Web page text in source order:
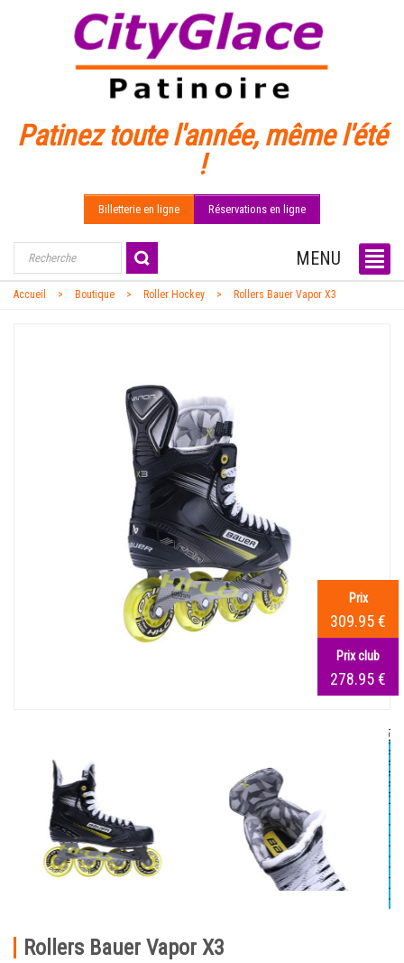
Patinez toute l'année, même l'été
!
Billetterie en ligne Réservations en ligne
MENU
Accueil Boutique Roller Hockey Rollers Bauer Vapor X3
Prix
309.95 €
Prix club
278.95 €
Rollers Bauer Vapor X3